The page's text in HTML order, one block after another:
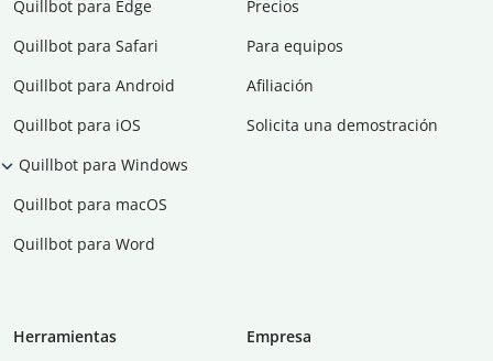
Quillbot para Edge
Quillbot para Safari
Quillbot para Android
Quillbot para iOS
Quillbot para Windows
Quillbot para macOS
Quillbot para Word
Precios
Para equipos
Afiliación
Solicita una demostración
Herramientas
Empresa